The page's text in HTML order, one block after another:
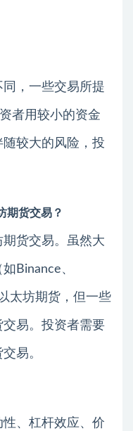
，一些交易所提
者用较小的资金
较大的风险，投
期货交易？
货交易。虽然大
Binance、
太坊期货，但一些
易。投资者需要
易。
、杠杆效应、价